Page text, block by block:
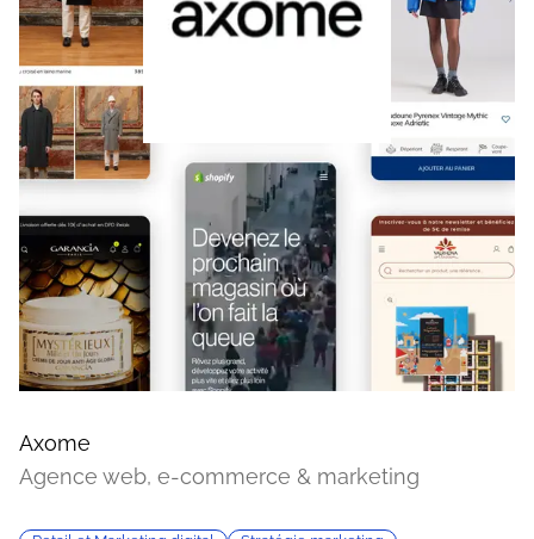
Axome
Agence web, e-commerce & marketing